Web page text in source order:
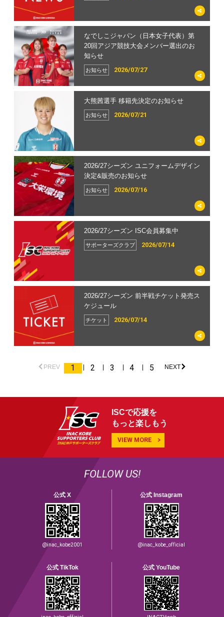
2026/07/27
お知らせ
なでしこジャパン（日本女子代表）第
20回アジア競技大会メンバー選出のお
知らせ
2026/07/21
お知らせ
大熊茜選手 移籍先決定のお知らせ
2026/07/16
お知らせ
2026/27シーズン ユニフォームデザイン
決定&販売のお知らせ
2026/07/14
サポーターズクラブ
2026/27シーズン ISC会員募集中
2026/07/14
チケット
2026/27シーズン 前半戦チケット発売ス
ケジュール
PREV 1 2 3 4 5 NEXT
ISCで応援を
もっと楽しもう
VIEW MORE
FOLLOW US!
公式 X
@inac_kobe2001
公式 Instagram
@inac_kobe_official
公式 TikTok 公式 YouTube